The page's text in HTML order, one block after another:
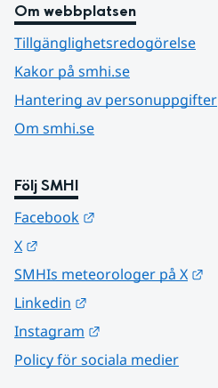
Om webbplatsen
Tillgänglighetsredogörelse
Kakor på smhi.se
Hantering av personuppgifter
Om smhi.se
Följ SMHI
Facebook
X
SMHIs meteorologer på X
Linkedin
Instagram
Policy för sociala medier